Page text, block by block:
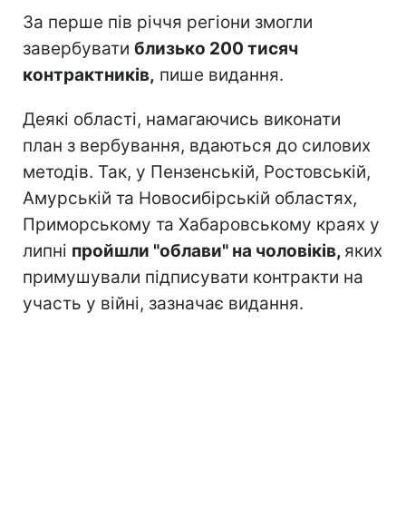
За перше пів річчя регіони змогли
завербувати близько 200 тисяч
контрактників, пише видання.
Деякі області, намагаючись виконати
план з вербування, вдаються до силових
методів. Так, у Пензенській, Ростовській,
Амурській та Новосибірській областях,
Приморському та Хабаровському краях у
липні пройшли "облави" на чоловіків, яких
примушували підписувати контракти на
участь у війні, зазначає видання.